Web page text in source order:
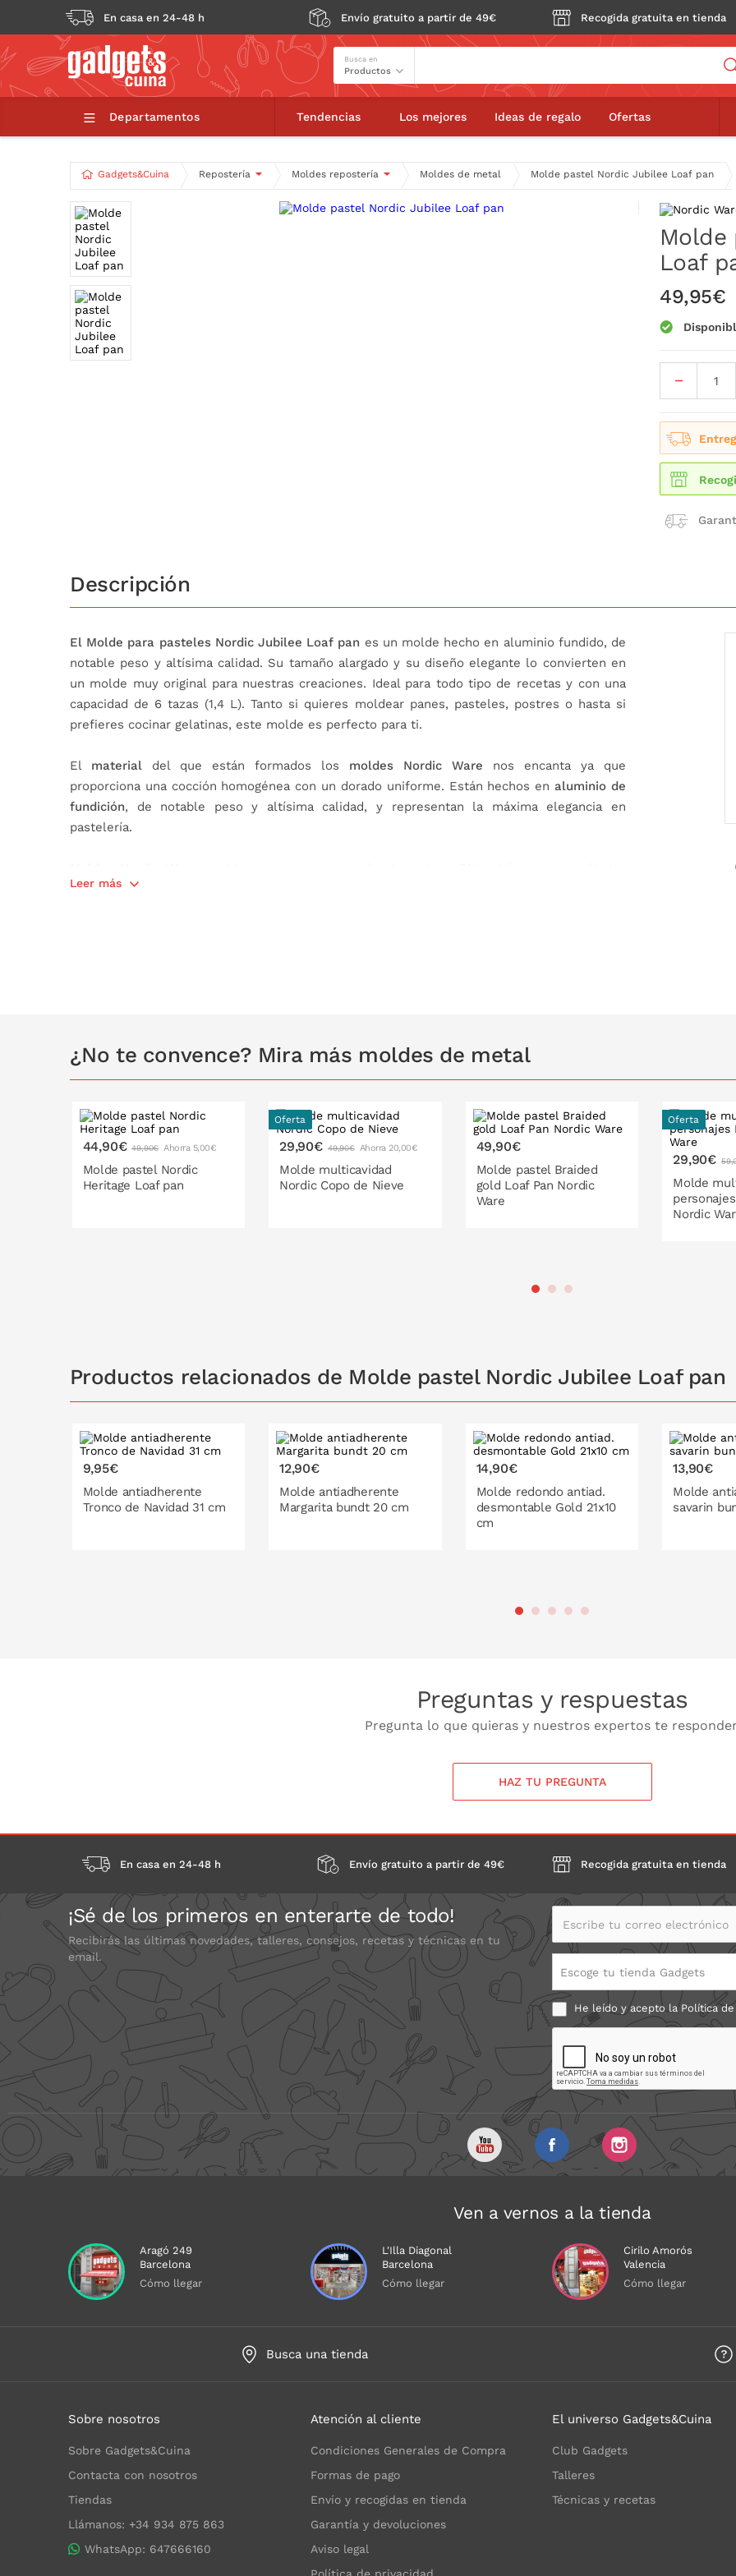
En casa en 24-48 h Envío gratuito a partir de 49€ Recogida gratuita en tienda
Busca en
Departamentos Tendencias Los mejores Ideas de regalo Ofertas
Gadgets&Cuina Repostería Moldes repostería Moldes de metal Molde pastel Nordic Jubilee Loaf pan
Molde pastel Nordic Jubilee Loaf pan
Molde
Loaf
49,95€
Descripción
El Molde para pasteles Nordic Jubilee Loaf pan es un molde hecho en aluminio fundido, de
notable peso y altísima calidad. Su tamaño alargado y su diseño elegante lo convierten en
un molde muy original para nuestras creaciones. Ideal para todo tipo de recetas y con una
capacidad de 6 tazas (1,4 L). Tanto si quieres moldear panes, pasteles, postres o hasta si
prefieres cocinar gelatinas, este molde es perfecto para ti.
El material del que están formados los moldes Nordic Ware nos encanta ya que
proporciona una cocción homogénea con un dorado uniforme. Están hechos en aluminio de
fundición, de notable peso y altísima calidad, y representan la máxima elegancia en
pastelería.
espectaculares!
Total: 26 x 15 x 8 cm
Cavidad: 24 x 13 x 7,5 cm
Moldes fabricados en USA y con garantía de por vida.
Consejos de uso:
Impregnar ligeramente con mantequilla con pincel o spray y empolvar antes de abocar
la masa.
Leer más
¿No te convence? Mira más moldes de metal
44,90€ 49,90€ Ahorra 5,00€
Molde pastel Nordic
Heritage Loaf pan
Oferta
29,90€ 49,90€ Ahorra 20,00€
Molde multicavidad
Nordic Copo de Nieve
49,90€
Molde pastel Braided
gold Loaf Pan Nordic
Ware
PONLO EN LA CESTA
Oferta
29,90€
Molde
Nordic
Productos relacionados de Molde pastel Nordic Jubilee Loaf pan
9,95€
Molde antiadherente
Tronco de Navidad 31 cm
12,90€
Molde antiadherente
Margarita bundt 20 cm
14,90€
Molde redondo antiad.
desmontable Gold 21x10
cm
PONLO EN LA CESTA
13,90€
Molde
savarin
Preguntas y respuestas
Pregunta lo que quieras y nuestros expertos te
HAZ TU PREGUNTA
En casa en 24-48 h Envío gratuito a partir de 49€ Recogida gratuita en tienda
¡Sé de los primeros en enterarte de todo!
Recibirás las últimas novedades, talleres, consejos, recetas y técnicas en tu
email.
Escribe tu correo electrónico
Escoge tu tienda Gadgets
He leído y acepto la Política
Ven a vernos a la tienda
Aragó 249
Barcelona
Cómo llegar
L'Illa Diagonal
Barcelona
Cómo llegar
Cirilo Amorós
Valencia
Cómo llegar
Busca una tienda
Sobre nosotros
Sobre Gadgets&Cuina
Contacta con nosotros
Tiendas
Llámanos: +34 934 875 863
WhatsApp: 647666160
Atención al cliente
Condiciones Generales de Compra
Formas de pago
Envío y recogidas en tienda
Garantía y devoluciones
Aviso legal
El universo Gadgets&Cuina
Club Gadgets
Talleres
Técnicas y recetas